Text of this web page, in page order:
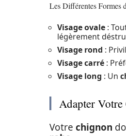
Les Différentes Formes
Visage ovale :
légèrement
Visage rond :
Visage carré :
Visage long : Un
Adapter
Votre chignon